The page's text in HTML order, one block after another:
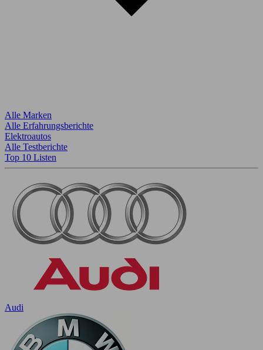
Alle Marken
Alle Erfahrungsberichte
Elektroautos
Alle Testberichte
Top 10 Listen
Audi